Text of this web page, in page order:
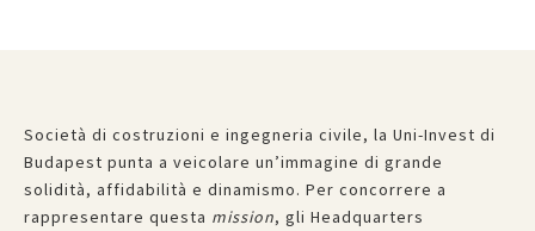
Società di costruzioni e ingegneria civile, la Uni-Invest di
Budapest punta a veicolare un’immagine di grande
solidità, affidabilità e dinamismo. Per concorrere a
rappresentare questa mission, gli Headquarters